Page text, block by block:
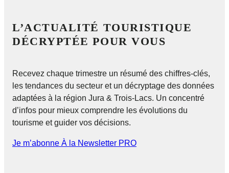
L’ACTUALITÉ TOURISTIQUE
DÉCRYPTÉE POUR VOUS
Recevez chaque trimestre un résumé des chiffres-clés,
les tendances du secteur et un décryptage des données
adaptées à la région Jura & Trois-Lacs. Un concentré
d’infos pour mieux comprendre les évolutions du
tourisme et guider vos décisions.
Je m’abonne À la Newsletter PRO